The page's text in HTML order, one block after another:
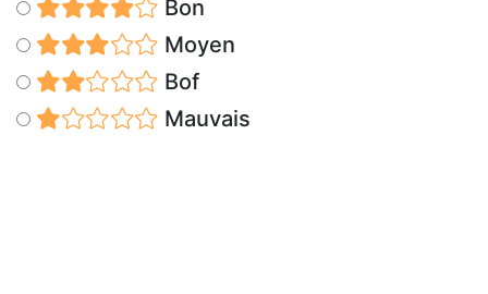
Bon
Moyen
Bof
Mauvais